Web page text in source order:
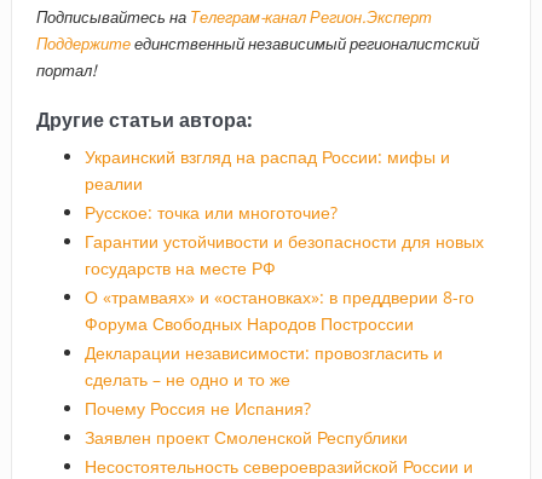
Подписывайтесь на Телеграм-канал Регион.Эксперт
Поддержитеединственный независимый регионалистский
портал!
Другие статьи автора:
Украинский взгляд на распад России: мифы и
реалии
Русское: точка или многоточие?
Гарантии устойчивости и безопасности для новых
государств на месте РФ
О «трамваях» и «остановках»: в преддверии 8-го
Форума Свободных Народов Построссии
Декларации независимости: провозгласить и
сделать – не одно и то же
Почему Россия не Испания?
Заявлен проект Смоленской Республики
Несостоятельность североевразийской России и